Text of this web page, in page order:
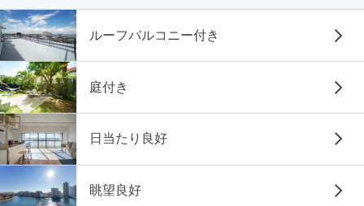
ルーフバルコニー付き
庭付き
日当たり良好
眺望良好